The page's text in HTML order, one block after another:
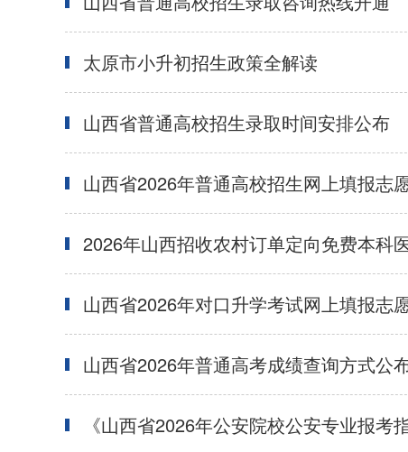
太原市小升初招生政策全解读
山西省普通高校招生录取时间安排公布
山西省2026年普通高校招生网上填报志
2026年山西招收农村订单定向免费本科
山西省2026年对口升学考试网上填报志
山西省2026年普通高考成绩查询方式公
《山西省2026年公安院校公安专业报考